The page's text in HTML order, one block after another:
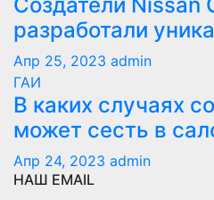
разработали
Апр 25, 2023 admin
ГАИ
В каких случаях
может сесть в
Апр 24, 2023 admin
НАШ EMAIL